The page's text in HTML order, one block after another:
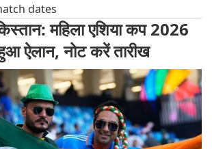
dates
महिला एशिया कप 2026
ऐलान, नोट करें तारीख